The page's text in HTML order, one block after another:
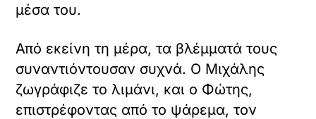
μέσα του.
Από εκείνη τη μέρα, τα βλέμματά τους
συναντιόντουσαν συχνά. Ο Μιχάλης
ζωγράφιζε το λιμάνι, και ο Φώτης,
επιστρέφοντας από το ψάρεμα, τον